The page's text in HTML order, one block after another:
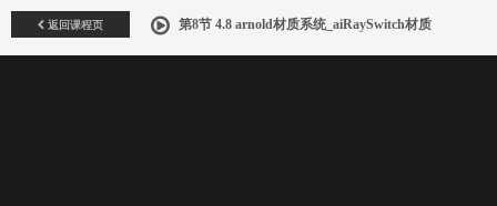
返回课程页 第8节 4.8 arnold材质系统_aiRaySwitch材质